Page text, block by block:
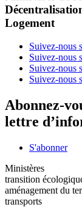
Logement
Suivez-nous
Suivez-nous
Suivez-nous
Suivez-nous
Abonnez-
lettre
S'abonner
Ministères
transition
aménagement du
transports